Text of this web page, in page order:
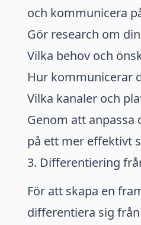
och kommunicera
Gör research om
Vilka behov och
Hur kommunicerar
Vilka kanaler och
Genom att
på ett mer effektivt
3. Differentiering
För att skapa en
differentiera sig